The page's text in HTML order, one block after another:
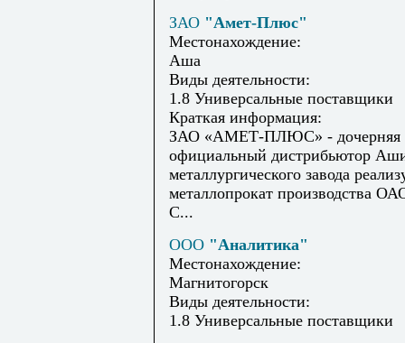
ЗАО "Амет-Плюс"
Местонахождение:
Аша
Виды деятельности:
1.8 Универсальные поставщики
Краткая информация:
ЗАО «АМЕТ-ПЛЮС» - дочерняя
официальный дистрибьютор
металлургического завода
металлопрокат производства
С...
ООО "Аналитика"
Местонахождение:
Магнитогорск
Виды деятельности:
1.8 Универсальные поставщики